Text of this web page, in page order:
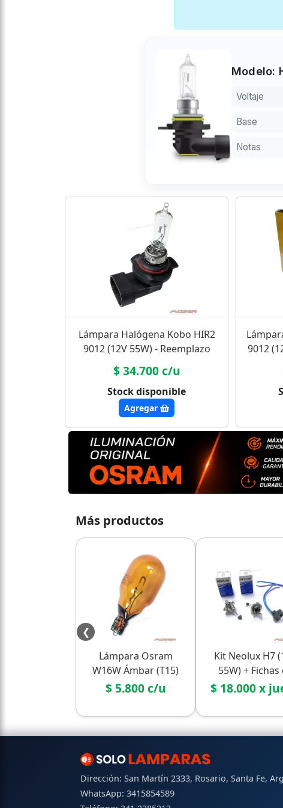
Modelo:
Voltaje
Base
Notas
Lámpara Halógena Kobo HIR2
9012 (12V 55W) - Reemplazo
$ 34.700 c/u
Stock disponible
Agregar
9012
Más productos
❮
Lámpara Osram
W16W Ámbar (T15)
12V 16W - Vidrio Giro
$ 5.800 c/u
Kit Neolux H7
55W) + Fichas
Conexión (2
$ 18.000 x
Dirección: San Martín 2333, Rosario, Santa Fe,
WhatsApp: 3415854589